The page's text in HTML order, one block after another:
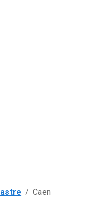
/ Caen